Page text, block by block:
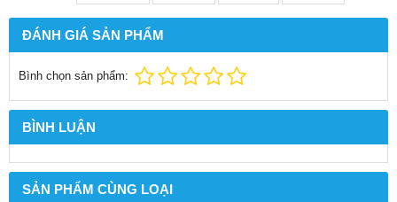
ĐÁNH GIÁ SẢN PHẨM
Bình chọn sản phẩm:
BÌNH LUẬN
SẢN PHẨM CÙNG LOẠI